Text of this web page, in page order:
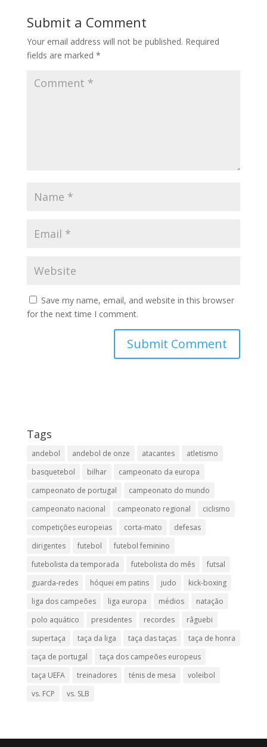
Submit a Comment
Your email address will not be published. Required
fields are marked *
Save my name, email, and website in this browser
for the next time I comment.
Tags
andebol andebol de onze atacantes
atletismo
basquetebol
bilhar
campeonato da europa
campeonato de portugal
campeonato do mundo
campeonato nacional
campeonato regional
ciclismo
competições europeias
corta-mato
defesas
dirigentes
futebol
futebol feminino
futebolista da temporada
futebolista do mês
futsal
guarda-redes
hóquei em patins judo
kick-boxing
liga dos campeões
liga europa médios
natação
polo aquático
presidentes recordes
râguebi
supertaça
taça da liga taça das taças
taça de honra
taça de portugal
taça dos campeões europeus
taça UEFA
treinadores ténis de mesa
voleibol
vs. FCP
vs. SLB